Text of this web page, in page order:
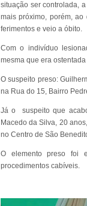
situação ser controlada,
mais próximo, porém,
ferimentos e veio a óbito.
Com o indivíduo
mesma que era
O suspeito preso:
na Rua do 15, Bairro
Já o suspeito que
Macedo da Silva, 20
no Centro de São
O elemento preso foi
procedimentos cabíveis.